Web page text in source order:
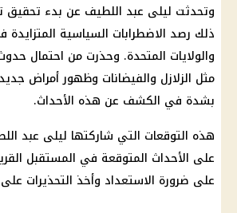
وتحدثت ليلى عبد اللطيف عن بدء تحقيق
ذلك رصد الاضطرابات السياسية
والولايات المتحدة. وحذرت من احتمال
مثل الزلازل والفيضانات وظهور أمراض
بشدة في الكشف عن هذه الأحداث.
هذه التوقعات التي شاركتها ليلى عبد
على الأحداث المتوقعة في المستقبل
على ضرورة الاستعداد وأخذ التحذيرات